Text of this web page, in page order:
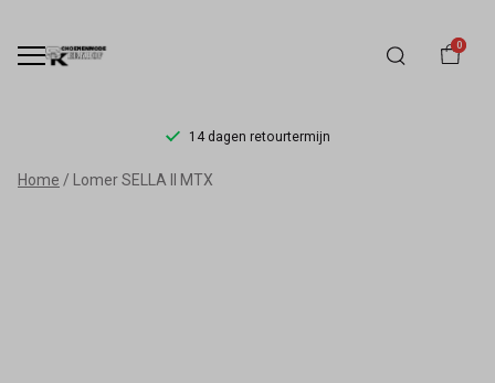
0
14 dagen retourtermijn
Lomer
Home Lomer SELLA II MTX